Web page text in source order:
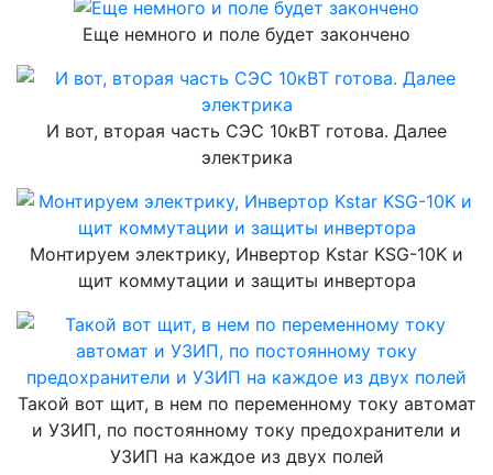
Еще немного и поле будет закончено
И вот, вторая часть СЭС 10кВТ готова. Далее
электрика
Монтируем электрику, Инвертор Kstar KSG-10K и
щит коммутации и защиты инвертора
Такой вот щит, в нем по переменному току автомат
и УЗИП, по постоянному току предохранители и
УЗИП на каждое из двух полей